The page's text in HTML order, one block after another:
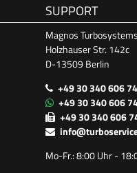
SUPPORT
Magnos
Holzhauser Str. 142c
D-13509 Berlin
+49 30 340 606
+49 30 340 606
+49 30 340 606
Mo-Fr.: 8:00 Uhr -